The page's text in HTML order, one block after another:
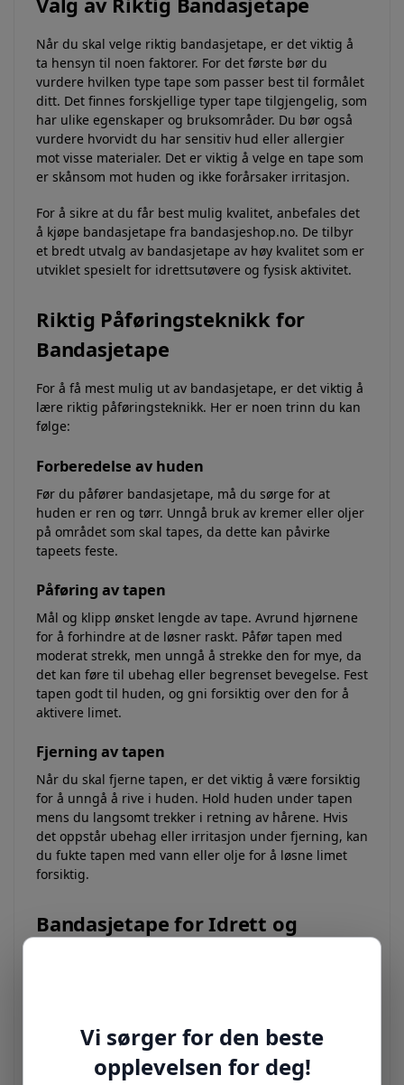
Når du skal velge riktig bandasjetape, er det viktig å
ta hensyn til noen faktorer. For det første bør du
vurdere hvilken type tape som passer best til formålet
ditt. Det finnes forskjellige typer tape tilgjengelig, som
har ulike egenskaper og bruksområder. Du bør også
vurdere hvorvidt du har sensitiv hud eller allergier
mot visse materialer. Det er viktig å velge en tape som
er skånsom mot huden og ikke forårsaker irritasjon.
For å sikre at du får best mulig kvalitet, anbefales det
å kjøpe bandasjetape fra bandasjeshop.no. De tilbyr
et bredt utvalg av bandasjetape av høy kvalitet som er
utviklet spesielt for idrettsutøvere og fysisk aktivitet.
Riktig Påføringsteknikk for
Bandasjetape
For å få mest mulig ut av bandasjetape, er det viktig å
lære riktig påføringsteknikk. Her er noen trinn du kan
følge:
Forberedelse av huden
Før du påfører bandasjetape, må du sørge for at
huden er ren og tørr. Unngå bruk av kremer eller oljer
på området som skal tapes, da dette kan påvirke
tapeets feste.
Påføring av tapen
Mål og klipp ønsket lengde av tape. Avrund hjørnene
for å forhindre at de løsner raskt. Påfør tapen med
moderat strekk, men unngå å strekke den for mye, da
det kan føre til ubehag eller begrenset bevegelse. Fest
tapen godt til huden, og gni forsiktig over den for å
aktivere limet.
Fjerning av tapen
Når du skal fjerne tapen, er det viktig å være forsiktig
for å unngå å rive i huden. Hold huden under tapen
mens du langsomt trekker i retning av hårene. Hvis
det oppstår ubehag eller irritasjon under fjerning, kan
du fukte tapen med vann eller olje for å løsne limet
forsiktig.
Bandasjetape for Idrett og
på hvordan tape kan brukes i ulike idretter:
Vanlige Idrettsskader og Tapeteknikker